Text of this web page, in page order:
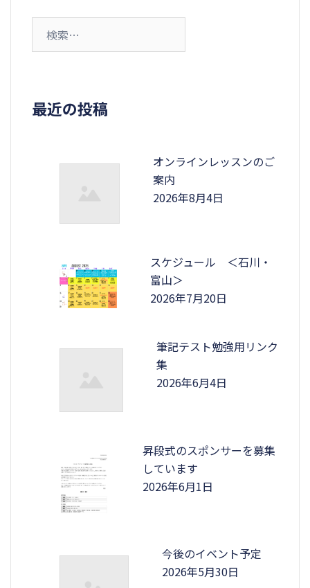
最近の投稿
オンラインレッスンのご
案内
2026年8月4日
スケジュール ＜石川・
富山＞
2026年7月20日
筆記テスト勉強用リンク
集
2026年6月4日
昇段式のスポンサーを募集
しています
2026年6月1日
今後のイベント予定
2026年5月30日